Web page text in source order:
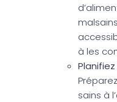
à les
sains à